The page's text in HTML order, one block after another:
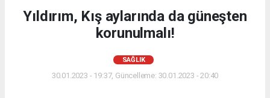
Yıldırım, Kış aylarında da güneşten
korunulmalı!
SAĞLIK
30.01.2023 - 19:37, Güncelleme: 30.01.2023 - 20:40